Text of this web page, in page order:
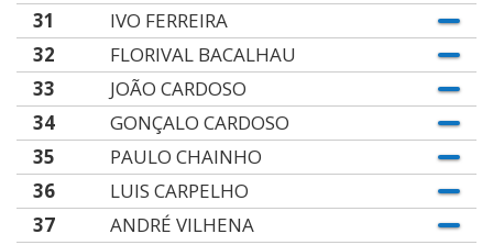
31
IVO FERREIRA
32
FLORIVAL BACALHAU
33
JOÃO CARDOSO
34
GONÇALO CARDOSO
35
PAULO CHAINHO
36
LUIS CARPELHO
37
ANDRÉ VILHENA